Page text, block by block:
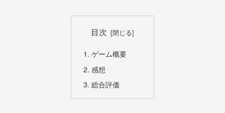
目次
ゲーム概要
感想
総合評価